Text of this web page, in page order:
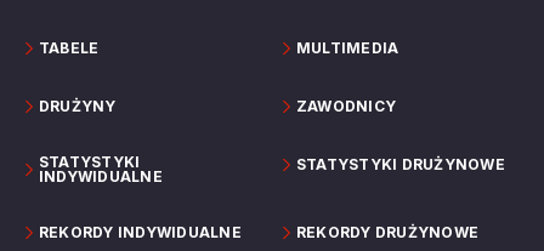
TABELE MULTIMEDIA
DRUŻYNY ZAWODNICY
STATYSTYKI
INDYWIDUALNE
STATYSTYKI DRUŻYNOWE
REKORDY INDYWIDUALNE REKORDY DRUŻYNOWE